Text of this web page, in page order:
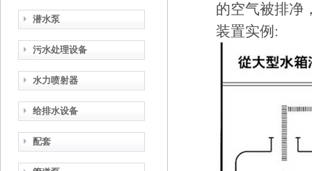
潜水泵
污水处理设备
水力喷射器
给排水设备
配套
的空气被排净
装置实例: